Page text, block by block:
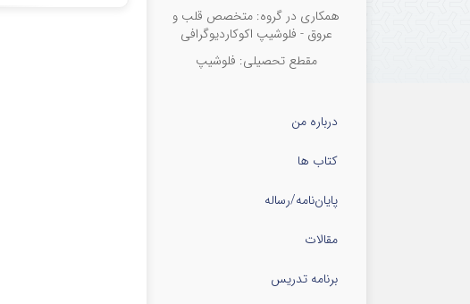
همکاری در گروه: متخصص قلب و
عروق - فلوشیپ اکوکاردیوگرافی
مقطع تحصیلی: فلوشیپ
درباره من
کتاب ها
پایان‌نامه‌/رساله
مقالات
برنامه تدریس